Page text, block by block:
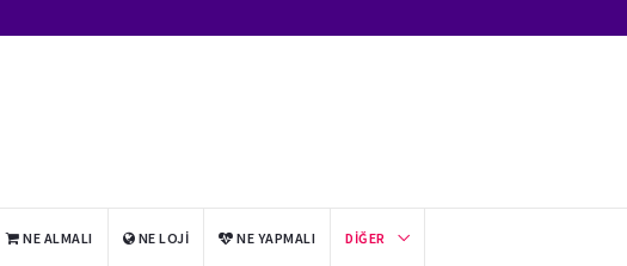
NE ALMALI NE LOJI NE YAPMALI DIĞER